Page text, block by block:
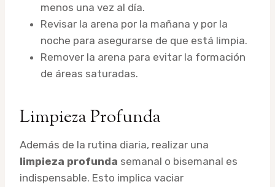
menos una vez al día.
Revisar la arena por la mañana y por la
noche para asegurarse de que está limpia.
Remover la arena para evitar la formación
de áreas saturadas.
Limpieza Profunda
Además de la rutina diaria, realizar una
limpieza profunda semanal o bisemanal es
indispensable. Esto implica vaciar